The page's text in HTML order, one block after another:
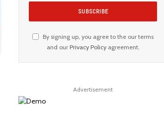
By signing up, you agree to the our terms
and our Privacy Policyagreement.
Advertisement